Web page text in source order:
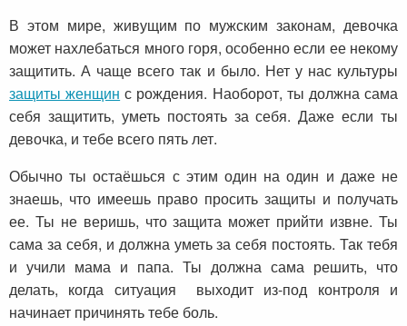
В этом мире, живущим по мужским законам, девочка
может нахлебаться много горя, особенно если ее некому
защитить. А чаще всего так и было. Нет у нас культуры
защиты женщин с рождения. Наоборот, ты должна сама
себя защитить, уметь постоять за себя. Даже если ты
девочка, и тебе всего пять лет.
Обычно ты остаёшься с этим один на один и даже не
знаешь, что имеешь право просить защиты и получать
ее. Ты не веришь, что защита может прийти извне. Ты
сама за себя, и должна уметь за себя постоять. Так тебя
и учили мама и папа. Ты должна сама решить, что
делать, когда ситуация выходит из-под контроля и
начинает причинять тебе боль.